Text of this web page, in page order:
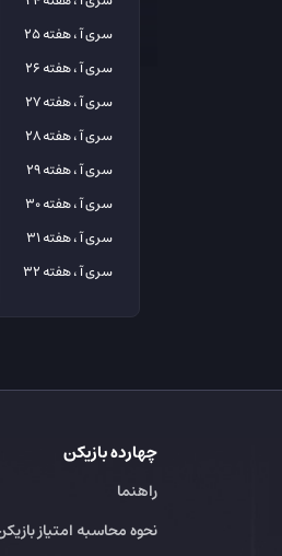
سری آ ، هفته 25
سری آ ، هفته 26
سری آ ، هفته 27
سری آ ، هفته 28
سری آ ، هفته 29
سری آ ، هفته 30
سری آ ، هفته 31
سری آ ، هفته 32
چهارده بازیکن
راهنما
نحوه محاسبه امتیاز